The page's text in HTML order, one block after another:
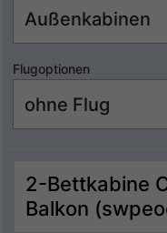
Flugoptionen
2-Bettkabine
Balkon